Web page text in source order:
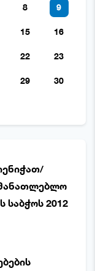
8 9
15 16
22 23
29 30
საბჭოს 2012